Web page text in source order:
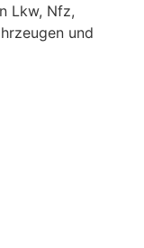
Lkw, Nfz,
und